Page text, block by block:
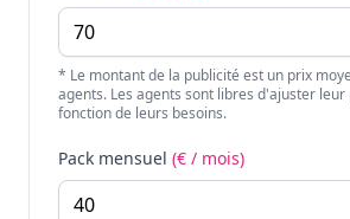
* Le montant de la publicité est un prix
agents. Les agents sont libres d'ajuster
fonction de leurs besoins.
Pack mensuel (€ / mois)